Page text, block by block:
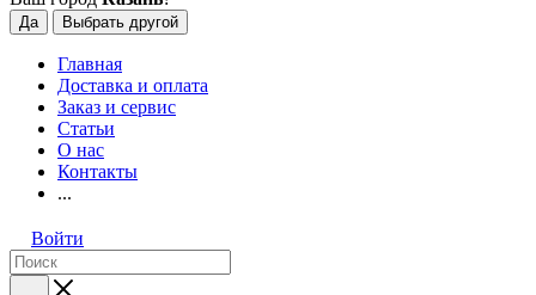
Да Выбрать другой
Главная
Доставка и оплата
Заказ и сервис
Статьи
О нас
Контакты
...
Войти